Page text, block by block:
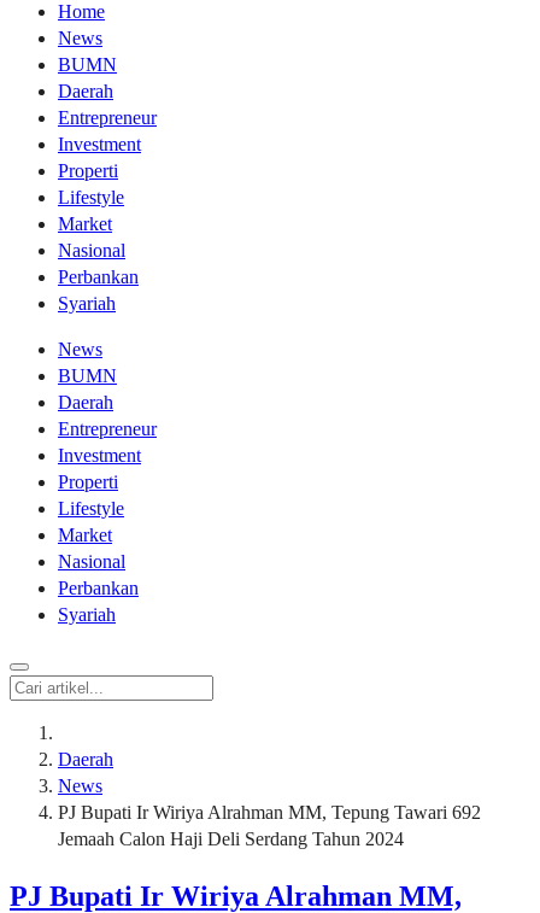
Home
News
BUMN
Daerah
Entrepreneur
Investment
Properti
Lifestyle
Market
Nasional
Perbankan
Syariah
News
BUMN
Daerah
Entrepreneur
Investment
Properti
Lifestyle
Market
Nasional
Perbankan
Syariah
Daerah
News
PJ Bupati Ir Wiriya Alrahman MM, Tepung Tawari 692
Jemaah Calon Haji Deli Serdang Tahun 2024
PJ Bupati Ir Wiriya Alrahman MM,